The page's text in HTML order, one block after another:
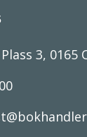
3, 0165